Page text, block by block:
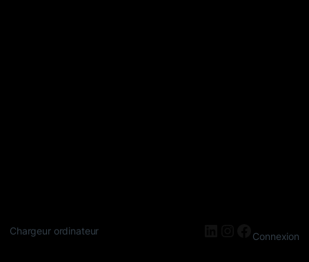
Chargeur ordinateur LinkedIn
Instagram
Connexion